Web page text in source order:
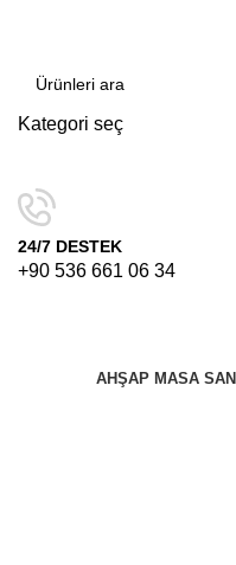
Kategori seç
24/7 DESTEK
+90 536 661 06 34
AHŞAP MASA